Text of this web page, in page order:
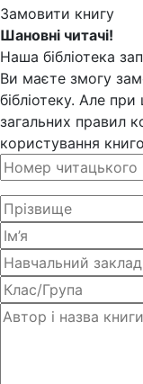
Замовити книгу
Шановні читачі!
Наша бібліотека
Ви маєте змогу
бібліотеку. Але
загальних правил
користування